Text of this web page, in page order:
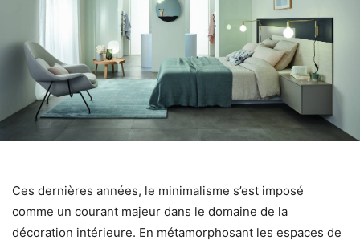
Ces dernières années, le minimalisme s’est imposé
comme un courant majeur dans le domaine de la
décoration intérieure. En métamorphosant les espaces de